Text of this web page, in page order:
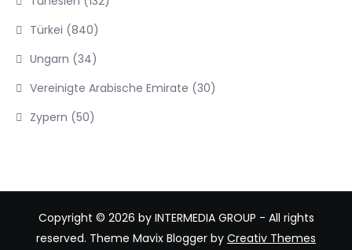
Türkei (840)
Ungarn (34)
Vereinigte Arabische Emirate (30)
Zypern (50)
Copyright © 2026 by INTERMEDIA GROUP - All rights
reserved. Theme Mavix Blogger by Creativ Themes